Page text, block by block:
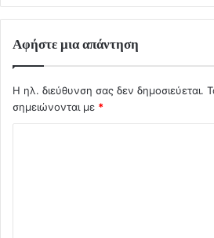
Αφήστε μια απάντηση
Η ηλ. διεύθυνση σας δεν δημοσιεύεται.
σημειώνονται με *